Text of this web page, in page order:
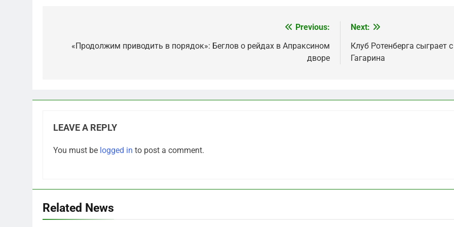
navigation
Previous:
«Продолжим приводить в порядок»: Беглов о рейдах в Апраксином
дворе
Next:
Клуб Ротенберга сыграет
Гагарина
LEAVE A REPLY
You must be logged in to post a comment.
Related News
5
Отрезанные от помощи:
руки» после ударов по
складам Wildberries?
6
«Ростех» разъедают